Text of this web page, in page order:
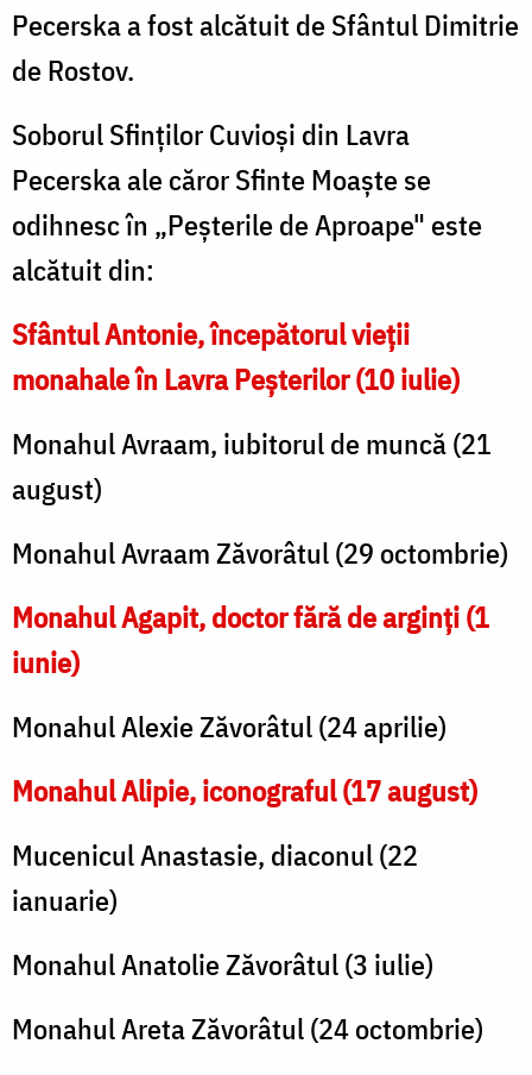
Pecerska a fost alcătuit de Sfântul Dimitrie
de Rostov.
Soborul Sfinților Cuvioși din Lavra
Pecerska ale căror Sfinte Moaște se
odihnesc în „Peșterile de Aproape" este
alcătuit din:
Sfântul Antonie, începătorul vieții
monahale în Lavra Peșterilor (10 iulie)
Monahul Avraam, iubitorul de muncă (21
august)
Monahul Avraam Zăvorâtul (29 octombrie)
Monahul Agapit, doctor fără de arginți (1
iunie)
Monahul Alexie Zăvorâtul (24 aprilie)
Monahul Alipie, iconograful (17 august)
Mucenicul Anastasie, diaconul (22
ianuarie)
Monahul Anatolie Zăvorâtul (3 iulie)
Monahul Areta Zăvorâtul (24 octombrie)